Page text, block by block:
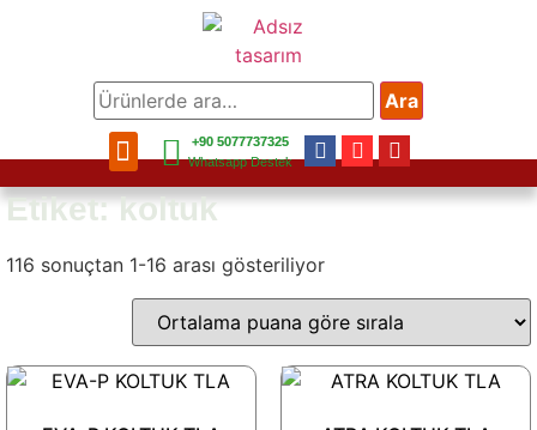
Ara
+90 5077737325
Whatsapp Destek
Etiket: koltuk
116 sonuçtan 1-16 arası gösteriliyor